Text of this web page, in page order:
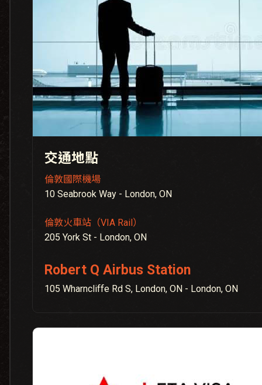
交通地點
倫敦國際機場
10 Seabrook Way - London, ON
倫敦火車站（VIA Rail）
205 York St - London, ON
Robert Q Airbus Station
105 Wharncliffe Rd S, London, ON - London, ON